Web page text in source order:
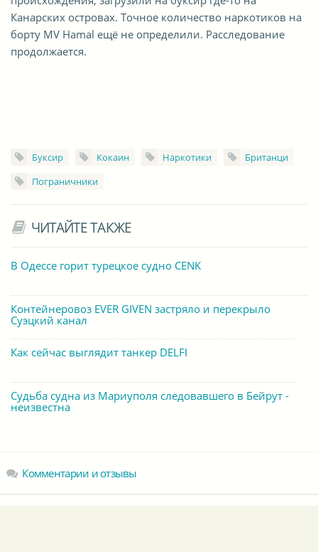
Канарских островах. Точное количество наркотиков на
борту MV Hamal ещё не определили. Расследование
продолжается.
Буксир Кокаин Наркотики
Британци
Пограничники
ЧИТАЙТЕ ТАКЖЕ
В Одессе горит турецкое судно CENK
Контейнеровоз EVER GIVEN застряло и перекрыло
Суэцкий канал
Как сейчас выглядит танкер DELFI
Судьба судна из Мариуполя следовавшего в Бейрут -
неизвестна
Комментарии и отзывы